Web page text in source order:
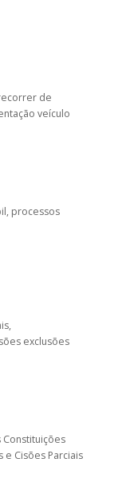
de
veículo
processos
exclusões
e Cisões Parciais